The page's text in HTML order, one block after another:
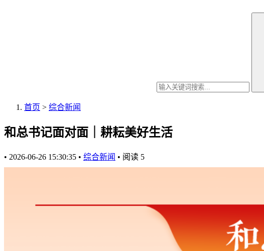
首页 > 综合新闻
和总书记面对面｜耕耘美好生活
• 2026-06-26 15:30:35 • 综合新闻 • 阅读 5